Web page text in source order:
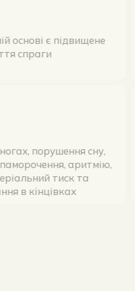
основі є підвищене
почуття спраги
в ногах, порушення сну,
запаморочення, аритмію,
артеріальний тиск та
в кінцівках